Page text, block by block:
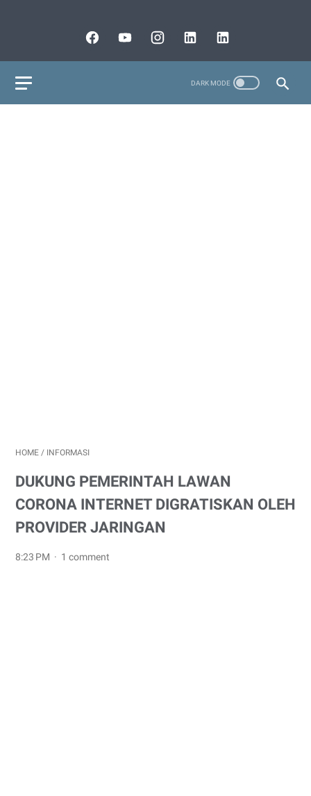
HOME / INFORMASI
DUKUNG PEMERINTAH LAWAN
CORONA INTERNET DIGRATISKAN OLEH
PROVIDER JARINGAN
8:23 PM 1 comment